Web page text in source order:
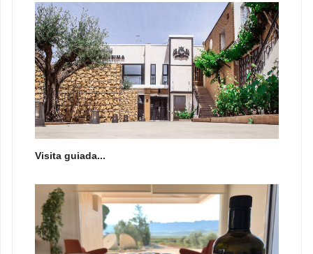
Visita guiada...